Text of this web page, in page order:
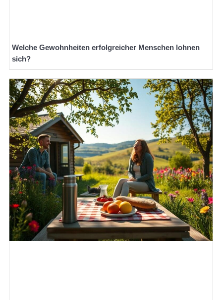
Welche Gewohnheiten erfolgreicher Menschen lohnen
sich?